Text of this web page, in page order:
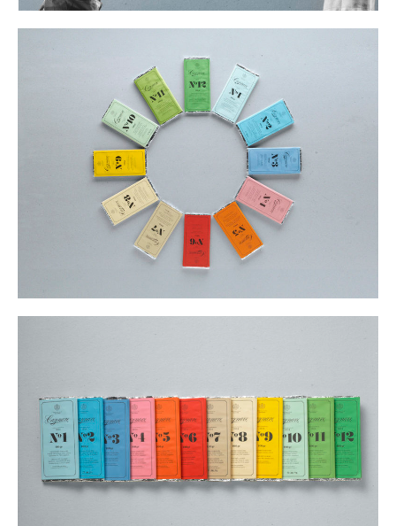
Can we
talk
Sagasti
Kalea
n°1
Irura
Gipuzkoa.
mito@mito.eus
T (+34)
943
653
499
2026